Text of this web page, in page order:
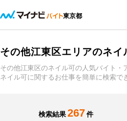
東京都
その他江東区エリアのネ
その他江東区のネイル可の人気バイト
ネイル可に関するお仕事を簡単に検索で
検索結果 267 件